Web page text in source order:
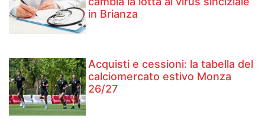
in Brianza
Acquisti e cessioni: la tabella del
calciomercato estivo Monza
26/27